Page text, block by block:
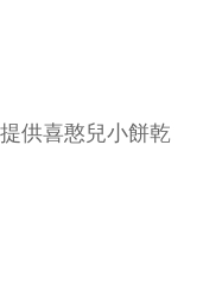
供喜憨兒小餅乾